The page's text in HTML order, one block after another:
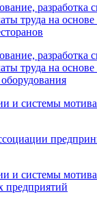
разработка
труда на
разработка
труда на
и системы
и системы
предприятий